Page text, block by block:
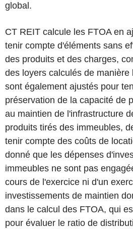
global.
CT REIT calcule les FTOA en
tenir compte d'éléments sans
des produits et des charges,
des loyers calculés de manière
sont également ajustés pour
préservation de la capacité de
au maintien de l'infrastructure
produits tirés des immeubles,
tenir compte des coûts de
donné que les dépenses
immeubles ne sont pas
cours de l'exercice ni d'un
investissements de maintien
dans le calcul des FTOA, qui
pour évaluer le ratio de